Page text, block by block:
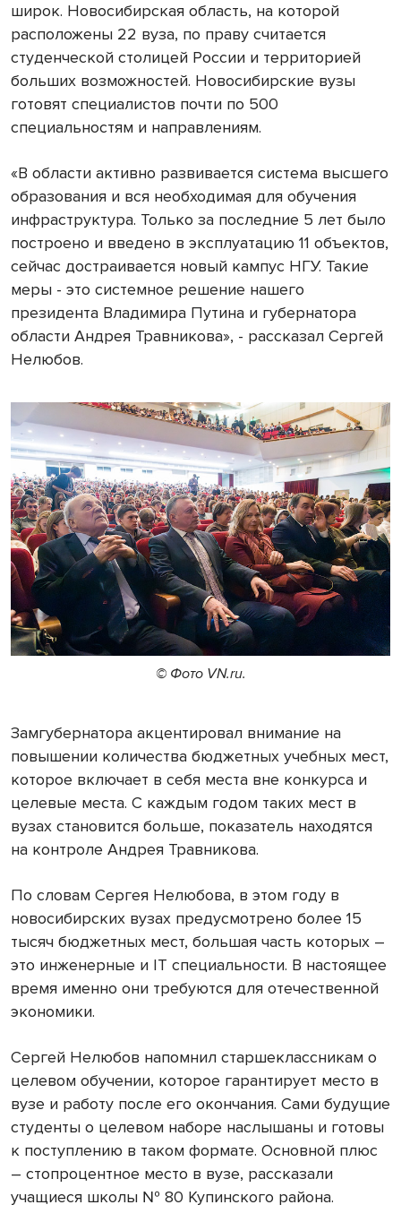
широк. Новосибирская область, на которой
расположены 22 вуза, по праву считается
студенческой столицей России и территорией
больших возможностей. Новосибирские вузы
готовят специалистов почти по 500
специальностям и направлениям.
«В области активно развивается система высшего
образования и вся необходимая для обучения
инфраструктура. Только за последние 5 лет было
построено и введено в эксплуатацию 11 объектов,
сейчас достраивается новый кампус НГУ. Такие
меры - это системное решение нашего
президента Владимира Путина и губернатора
области Андрея Травникова», - рассказал Сергей
Нелюбов.
© Фото VN.ru.
Замгубернатора акцентировал внимание на
повышении количества бюджетных учебных мест,
которое включает в себя места вне конкурса и
целевые места. С каждым годом таких мест в
вузах становится больше, показатель находятся
на контроле Андрея Травникова.
По словам Сергея Нелюбова, в этом году в
новосибирских вузах предусмотрено более 15
тысяч бюджетных мест, большая часть которых –
это инженерные и IT специальности. В настоящее
время именно они требуются для отечественной
экономики.
Сергей Нелюбов напомнил старшеклассникам о
целевом обучении, которое гарантирует место в
вузе и работу после его окончания. Сами будущие
студенты о целевом наборе наслышаны и готовы
к поступлению в таком формате. Основной плюс
– стопроцентное место в вузе, рассказали
учащиеся школы № 80 Купинского района.